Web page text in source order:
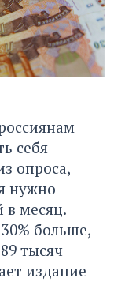
себя
опроса,
нужно
в месяц.
больше,
тысяч
издание